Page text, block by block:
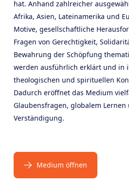
hat. Anhand zahlreicher
Afrika, Asien, Lateinamerika und
Motive, gesellschaftliche
Fragen von Gerechtigkeit,
Bewahrung der Schöpfung
werden ausführlich erklärt und in
theologischen und spirituellen
Dadurch eröffnet das Medium
Glaubensfragen, globalem
Verständigung.
Medium öffnen